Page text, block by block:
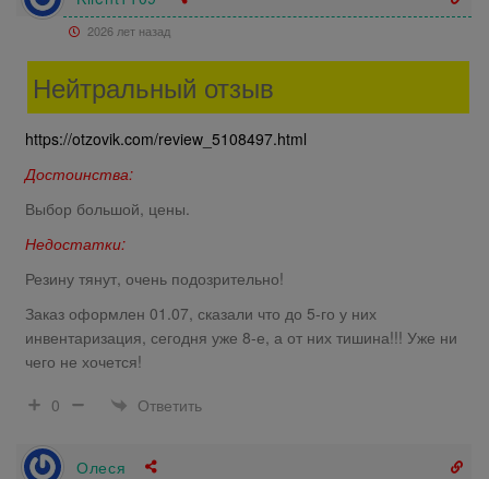
2026 лет назад
Нейтральный отзыв
https://otzovik.com/review_5108497.html
Достоинства:
Выбор большой, цены.
Недостатки:
Резину тянут, очень подозрительно!
Заказ оформлен 01.07, сказали что до 5-го у них
инвентаризация, сегодня уже 8-е, а от них тишина!!! Уже ни
чего не хочется!
0
Ответить
Олеся